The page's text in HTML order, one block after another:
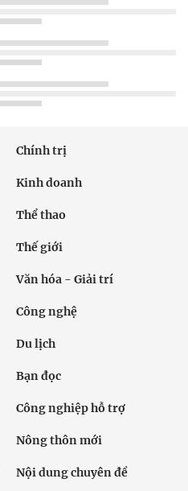
Chính trị
Kinh doanh
Thể thao
Thế giới
Văn hóa - Giải trí
Công nghệ
Du lịch
Bạn đọc
Công nghiệp hỗ trợ
Nông thôn mới
Nội dung chuyên đề